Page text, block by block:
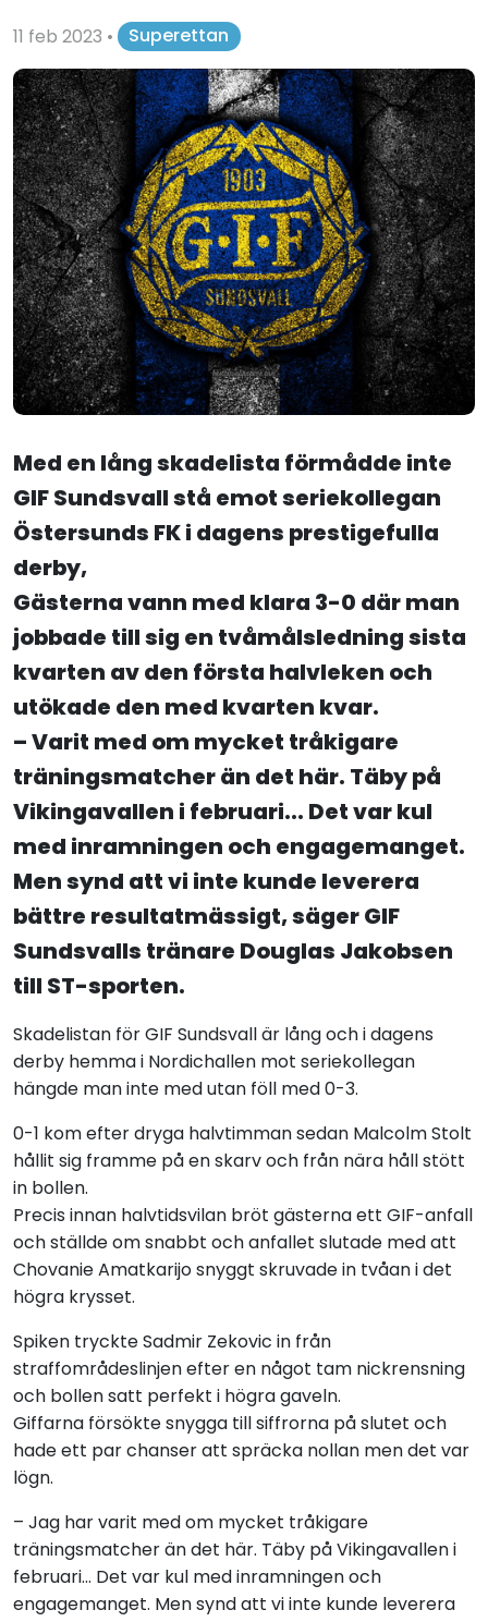
11 feb 2023 • Superettan
Med en lång skadelista förmådde inte
GIF Sundsvall stå emot seriekollegan
Östersunds FK i dagens prestigefulla
derby,
Gästerna vann med klara 3-0 där man
jobbade till sig en tvåmålsledning sista
kvarten av den första halvleken och
utökade den med kvarten kvar.
– Varit med om mycket tråkigare
träningsmatcher än det här. Täby på
Vikingavallen i februari... Det var kul
med inramningen och engagemanget.
Men synd att vi inte kunde leverera
bättre resultatmässigt, säger GIF
Sundsvalls tränare Douglas Jakobsen
till ST-sporten.
Skadelistan för GIF Sundsvall är lång och i dagens
derby hemma i Nordichallen mot seriekollegan
hängde man inte med utan föll med 0-3.
0-1 kom efter dryga halvtimman sedan Malcolm Stolt
hållit sig framme på en skarv och från nära håll stött
in bollen.
Precis innan halvtidsvilan bröt gästerna ett GIF-anfall
och ställde om snabbt och anfallet slutade med att
Chovanie Amatkarijo snyggt skruvade in tvåan i det
högra krysset.
Spiken tryckte Sadmir Zekovic in från
straffområdeslinjen efter en något tam nickrensning
och bollen satt perfekt i högra gaveln.
Giffarna försökte snygga till siffrorna på slutet och
hade ett par chanser att spräcka nollan men det var
lögn.
– Jag har varit med om mycket tråkigare
träningsmatcher än det här. Täby på Vikingavallen i
februari... Det var kul med inramningen och
engagemanget. Men synd att vi inte kunde leverera